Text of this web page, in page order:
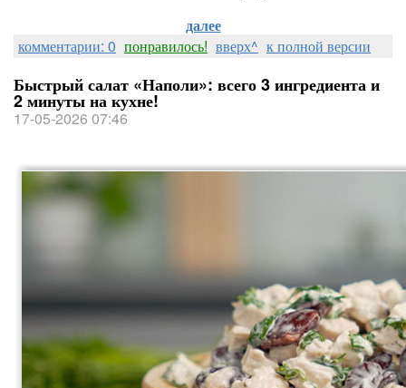
далее
комментарии: 0 понравилось! вверх^ к полной версии
Быстрый салат «Наполи»: всего 3 ингредиента и
2 минуты на кухне!
17-05-2026 07:46